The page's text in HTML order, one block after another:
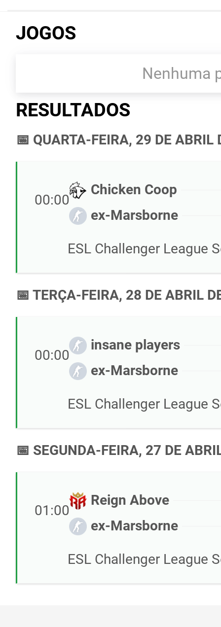
JOGOS
Nenhuma
RESULTADOS
📅 QUARTA-FEIRA, 29 DE ABRIL
00:00
Chicken Coop
ex-Marsborne
ESL Challenger League
📅 TERÇA-FEIRA, 28 DE ABRIL
00:00
insane players
ex-Marsborne
ESL Challenger League
📅 SEGUNDA-FEIRA, 27 DE
01:00
Reign Above
ex-Marsborne
ESL Challenger League